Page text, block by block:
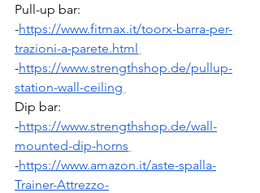
Pull-up bar:
-https://www.fitmax.it/toorx-barra-per-
trazioni-a-parete.html
-https://www.strengthshop.de/pullup-
station-wall-ceiling
Dip bar:
-https://www.strengthshop.de/wall-
mounted-dip-horns
-https://www.amazon.it/aste-spalla-
Trainer-Attrezzo-